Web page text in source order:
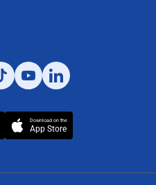
Download on the
App Store